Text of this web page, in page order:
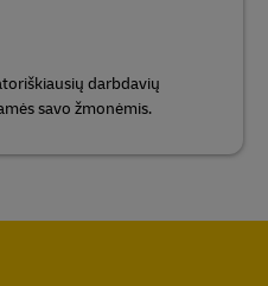
darbdavių
savo žmonėmis.